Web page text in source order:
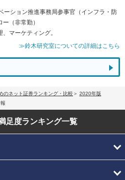
ーション推進事務局参事官（インフラ・防
（非常勤）
マーケティング。
≫鈴木研究室についての詳細はこちら
のネット証券ランキング・比較
2020年版
足度ランキング一覧